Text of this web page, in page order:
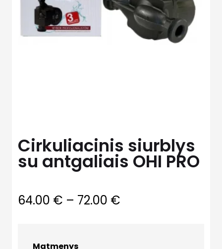
Cirkuliacinis siurblys
su antgaliais OHI PRO
64.00 € – 72.00 €
Matmenys